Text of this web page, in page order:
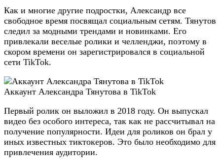
Как и многие другие подростки, Александр все
свободное время посвящал социальным сетям. Тянутов
следил за модными трендами и новинками. Его
привлекали веселые ролики и челленджи, поэтому в
скором времени он зарегистрировался в социальной
сети TikTok.
Аккаунт Александра Тянутова в TikTok
Первый ролик он выложил в 2018 году. Он выпускал
видео без особого интереса, так как не рассчитывал на
получение популярности. Идеи для роликов он брал у
иных известных тиктокеров. Это было необходимо для
привлечения аудитории.